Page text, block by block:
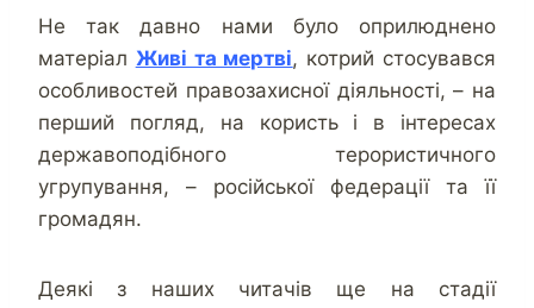
Не так давно нами було оприлюднено
матеріал Живі та мертві, котрий стосувався
особливостей правозахисної діяльності, – на
перший погляд, на користь і в інтересах
державоподібного терористичного
угрупування, – російської федерації та її
громадян.
Деякі з наших читачів ще на стадії